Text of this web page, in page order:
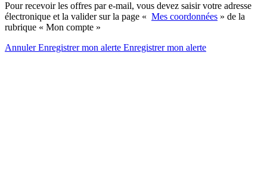
Pour recevoir les offres par e-mail, vous devez saisir votre adresse
électronique et la valider sur la page « Mes coordonnées » de la
rubrique « Mon compte »
AnnulerEnregistrer mon alerte Enregistrermon alerte